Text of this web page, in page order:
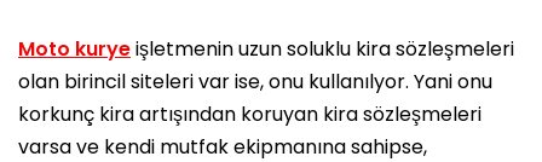
Moto kuryeişletmenin uzun soluklu kira sözleşmeleri
olan birincil siteleri var ise, onu kullanılyor. Yani onu
korkunç kira artışından koruyan kira sözleşmeleri
varsa ve kendi mutfak ekipmanına sahipse,